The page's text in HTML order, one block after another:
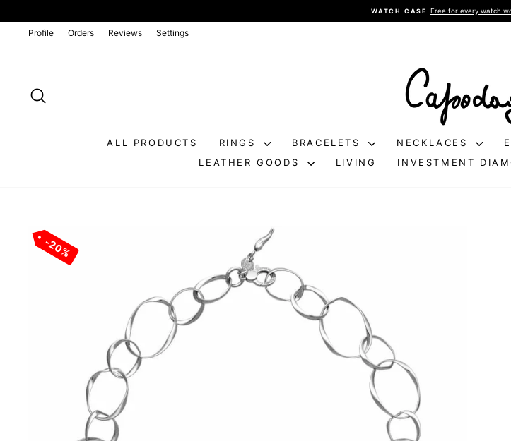
to
Pause
WATCH CASE Free for every watch
Profile Orders Reviews Settings
ALL PRODUCTS RINGS BRACELETS NECKLACES
LEATHER GOODS
LIVING INVESTMENT
20%